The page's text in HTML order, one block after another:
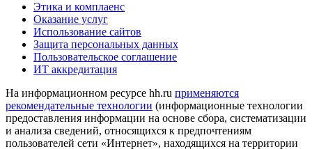
Этика и комплаенс
Оказание услуг
Использование сайтов
Защита персональных данных
Пользовательское соглашение
ИТ аккредитация
На информационном ресурсе hh.ru применяются
рекомендательные технологии (информационные технологии
предоставления информации на основе сбора, систематизации
и анализа сведений, относящихся к предпочтениям
пользователей сети «Интернет», находящихся на территории